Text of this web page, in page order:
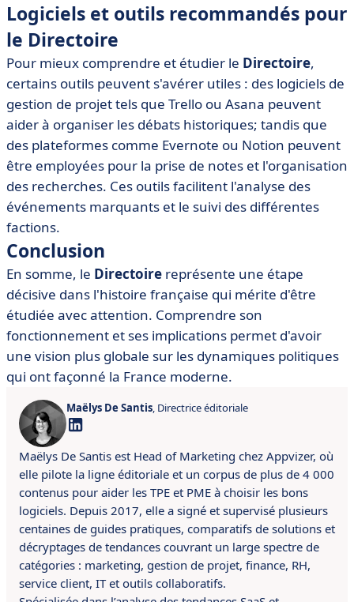
Logiciels et outils recommandés pour
le Directoire
Pour mieux comprendre et étudier le Directoire,
certains outils peuvent s'avérer utiles : des logiciels de
gestion de projet tels que Trello ou Asana peuvent
aider à organiser les débats historiques; tandis que
des plateformes comme Evernote ou Notion peuvent
être employées pour la prise de notes et l'organisation
des recherches. Ces outils facilitent l'analyse des
événements marquants et le suivi des différentes
factions.
Conclusion
En somme, le Directoire représente une étape
décisive dans l'histoire française qui mérite d'être
étudiée avec attention. Comprendre son
fonctionnement et ses implications permet d'avoir
une vision plus globale sur les dynamiques politiques
qui ont façonné la France moderne.
Maëlys De Santis, Directrice éditoriale
Maëlys De Santis est Head of Marketing chez Appvizer, où
elle pilote la ligne éditoriale et un corpus de plus de 4 000
contenus pour aider les TPE et PME à choisir les bons
logiciels. Depuis 2017, elle a signé et supervisé plusieurs
centaines de guides pratiques, comparatifs de solutions et
décryptages de tendances couvrant un large spectre de
catégories : marketing, gestion de projet, finance, RH,
service client, IT et outils collaboratifs.